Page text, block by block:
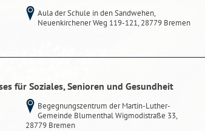
Aula der Schule in den Sandwehen,
Neuenkirchener Weg 119-121, 28779 Bremen
für Soziales, Senioren und Gesundheit
Begegnungszentrum der Martin-Luther-
Gemeinde Blumenthal Wigmodistraße 33,
28779 Bremen